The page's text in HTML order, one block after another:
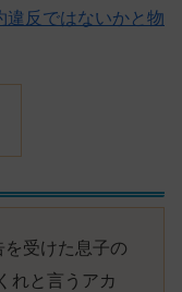
違反ではないかと物
を受けた息子の
れと言うアカ